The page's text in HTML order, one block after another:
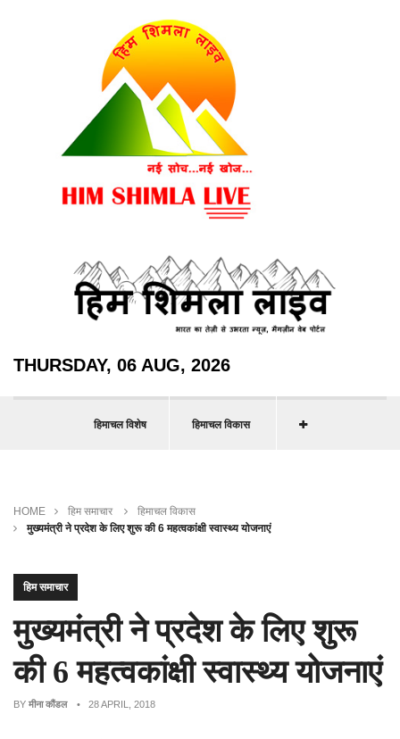
THURSDAY, 06 AUG, 2026
हिमाचल विशेष हिमाचल विकास
HOME हिम समाचार
हिमाचल विकास
मुख्यमंत्री ने प्रदेश के लिए शुरू की 6 महत्वकांक्षी स्वास्थ्य योजनाएं
हिम समाचार
मुख्यमंत्री ने प्रदेश के लिए शुरू
की 6 महत्वकांक्षी स्वास्थ्य योजनाएं
BY मीना कौंडल • 28 APRIL, 2018